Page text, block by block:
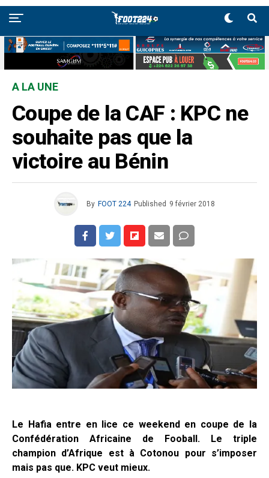
A LA UNE
Coupe de la CAF : KPC ne
souhaite pas que la
victoire au Bénin
By FOOT 224 Published 9 février 2018
Le Hafia entre en lice ce weekend en coupe de la
Confédération Africaine de Fooball. Le triple
champion d’Afrique est à Cotonou pour s’imposer
mais pas que. KPC veut mieux.